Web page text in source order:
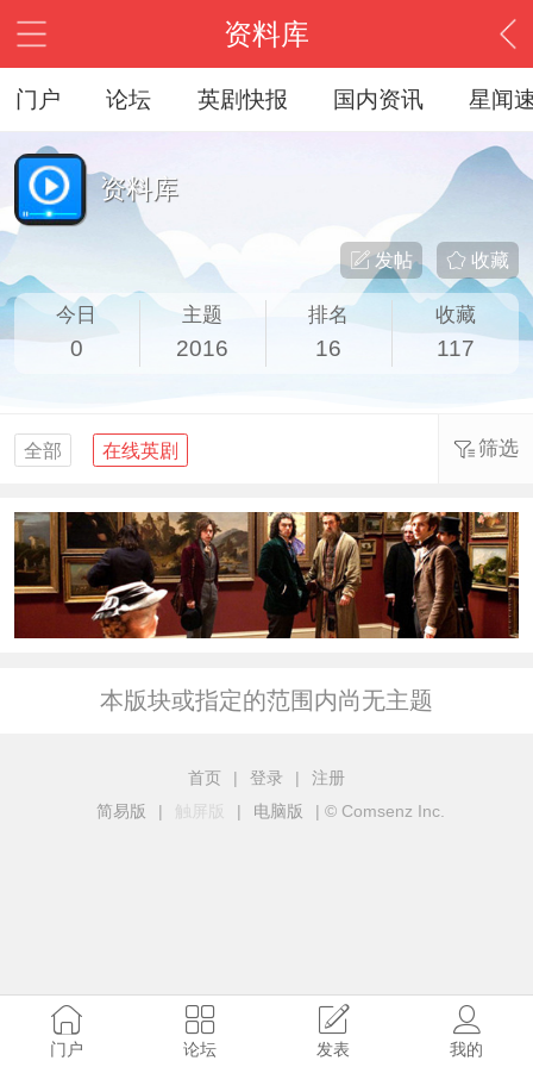
资料库
门户 论坛 英剧快报 国内资讯 星闻
资料库
收藏
发帖
今日
0
主题
2016
排名
16
收藏
117
全部 在线英剧 筛选
本版块或指定的范围内尚无主题
首页 | 登录 |
注册
简易版
| 触屏版 | 电脑版 | © Comsenz Inc.
门户 论坛 发表 我的